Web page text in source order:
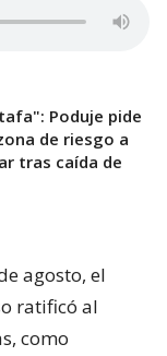
Poduje pide
de riesgo a
tras caída de
agosto, el
ratificó al
como